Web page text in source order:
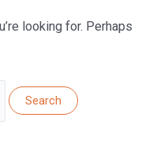
looking for. Perhaps